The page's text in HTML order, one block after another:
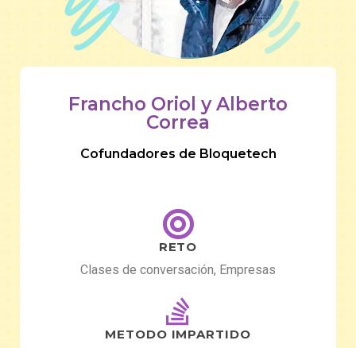
Francho Oriol y Alberto
Correa
Cofundadores de Bloquetech
RETO
Clases de conversación, Empresas
METODO IMPARTIDO